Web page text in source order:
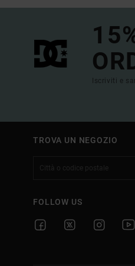
Iscriviti e
TROVA UN NEGOZIO
FOLLOW US